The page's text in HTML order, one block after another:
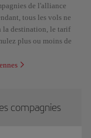
de l'alliance
tous les vols ne
la destination, le tarif
plus ou moins de
compagnies